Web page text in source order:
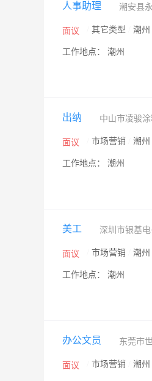
人事助理 潮安县
面议 其它类型 潮州
工作地点： 潮州
出纳 中山市凌骏
面议 市场营销 潮州
工作地点： 潮州
美工 深圳市银基
面议 市场营销 潮州
工作地点： 潮州
办公文员 东莞市
面议 市场营销 潮州